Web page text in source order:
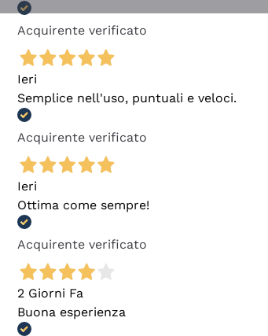
Acquirente verificato
Ieri
Semplice nell'uso, puntuali e veloci.
Acquirente verificato
Ieri
Ottima come sempre!
Acquirente verificato
2 Giorni Fa
Buona esperienza